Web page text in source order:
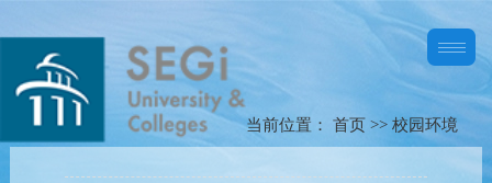
当前位置： 首页 >> 校园环境